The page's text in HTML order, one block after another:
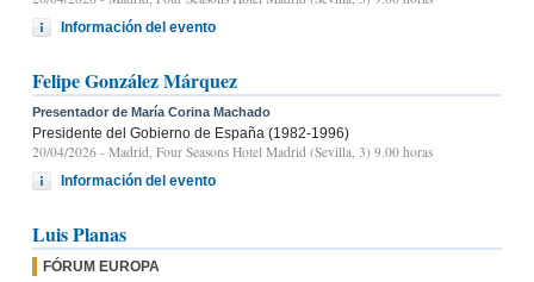
Información del evento
Felipe González Márquez
Presentador de María Corina Machado
Presidente del Gobierno de España (1982-1996)
20/04/2026 - Madrid, Four Seasons Hotel Madrid (Sevilla, 3) 9.00 horas
Información del evento
Luis Planas
FÓRUM EUROPA